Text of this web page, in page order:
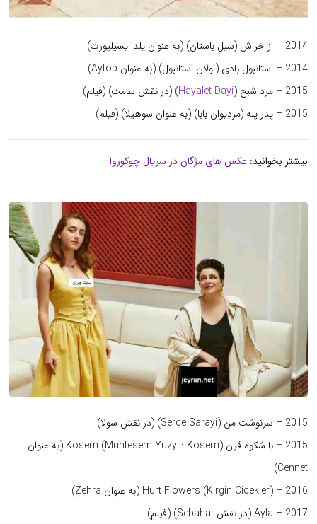
2014 – از خراش (سیل باستان) (به عنوان یلدا یسیلیورت)
2014 – استانبول بادی (اولان استانبول) (به عنوان Aytop)
2015 – مرد شبح (
Hayalet Dayi) (در نقش سامت) (فیلم)
2015 – پدر پله (مردیوان بابا) (به عنوان سوهیلا) (فیلم)
بیشتر بخوانید: عکس های مژگان در سریال چوکوروا
2015 – سرنوشت من (Serce Sarayi) (در نقش سولا)
2015 – با شکوه قرن Kosem (Muhtesem Yuzyil: Kosem) (به عنوان
Cennet)
2016 – Hurt Flowers (Kirgin Cicekler) (به عنوان Zehra)
2017 – Ayla (در نقش Sebahat) (فیلم)